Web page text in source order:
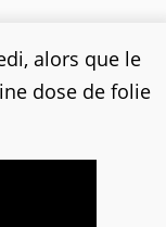
alors que le
dose de folie